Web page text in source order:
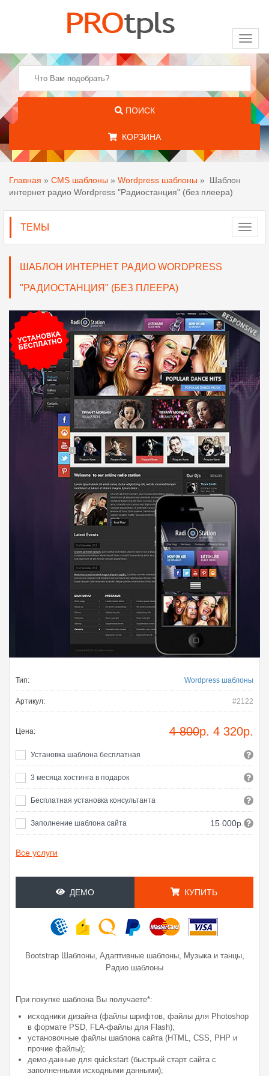
ПОИСК
КОРЗИНА
Главная » CMS шаблоны » Wordpress шаблоны »
Шаблон
интернет радио Wordpress "Радиостанция" (без плеера)
ТЕМЫ
ШАБЛОН ИНТЕРНЕТ РАДИО WORDPRESS
"РАДИОСТАНЦИЯ" (БЕЗ ПЛЕЕРА)
Тип: Wordpress шаблоны
Артикул: #2122
Цена: 4 800р. 4 320р.
Установка шаблона бесплатная
3 месяца хостинга в подарок
Бесплатная установка консультанта
Заполнение шаблона сайта 15 000р.
Все услуги
ДЕМО КУПИТЬ
Bootstrap Шаблоны, Адаптивные шаблоны, Музыка и танцы,
Радио шаблоны
При покупке шаблона Вы получаете*:
исходники дизайна (файлы шрифтов, файлы для Photoshop
в формате PSD, FLA-файлы для Flash);
установочные файлы шаблона сайта (HTML, CSS, PHP и
прочие файлы);
демо-данные для quickstart (быстрый старт сайта с
заполненными исходными данными);